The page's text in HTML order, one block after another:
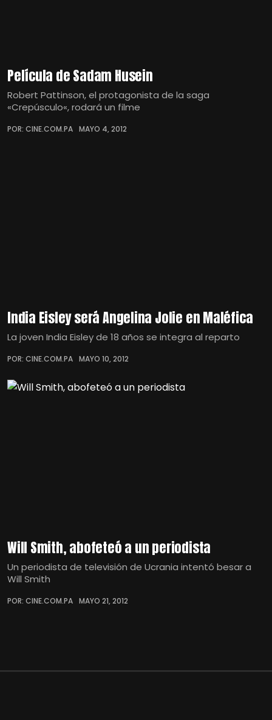
Película de Sadam Husein
Robert Pattinson, el protagonista de la saga
«Crepúsculo«, rodará un filme
POR: CINE.COM.PA MAYO 4, 2012
India Eisley será Angelina Jolie en Maléfica
La joven India Eisley de 18 años se integra al reparto
POR: CINE.COM.PA MAYO 10, 2012
Will Smith, abofeteó a un periodista
Un periodista de televisión de Ucrania intentó besar a
Will Smith
POR: CINE.COM.PA MAYO 21, 2012